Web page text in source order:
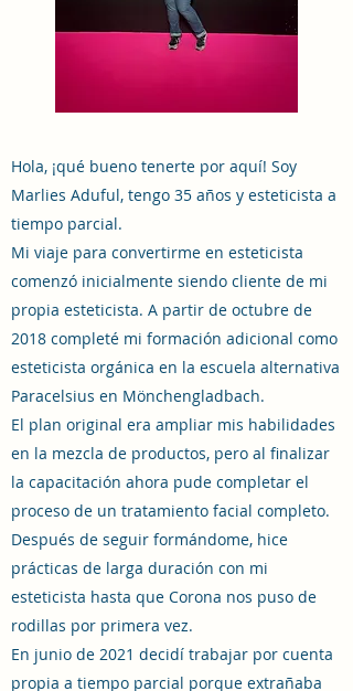
Hola, ¡qué bueno tenerte por aquí! Soy
Marlies Aduful, tengo 35 años y esteticista a
tiempo parcial.
Mi viaje para convertirme en esteticista
comenzó inicialmente siendo cliente de mi
propia esteticista. A partir de octubre de
2018 completé mi formación adicional como
esteticista orgánica en la escuela alternativa
Paracelsius en Mönchengladbach.
El plan original era ampliar mis habilidades
en la mezcla de productos, pero al finalizar
la capacitación ahora pude completar el
proceso de un tratamiento facial completo.
Después de seguir formándome, hice
prácticas de larga duración con mi
esteticista hasta que Corona nos puso de
rodillas por primera vez.
En junio de 2021 decidí trabajar por cuenta
propia a tiempo parcial porque extrañaba